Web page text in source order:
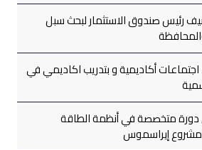
رئيس صندوق الاستثمار لبحث سبل
أكاديمية و بتدريب اكاديمي في
متخصصة في أنظمة الطاقة
إيراسموس